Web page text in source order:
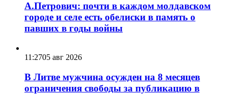
А.Петрович: почти в каждом молдавском
городе и селе есть обелиски в память о
павших в годы войны
11:2705 авг 2026
В Литве мужчина осужден на 8 месяцев
ограничения свободы за публикацию в